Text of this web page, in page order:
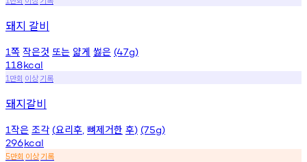
돼지 갈비
1쪽 작은것 또는 얇게 썷은 (47g)
118kcal
1 만회 이상기록
돼지갈비
1작은 조각 (요리후 뼈제거한 후) (75g)
296kcal
5만회 이상기록